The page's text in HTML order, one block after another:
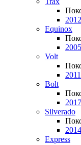
2012
Equinox
2005
Volt
2011
Bolt
2017
Silverado
2014
Express